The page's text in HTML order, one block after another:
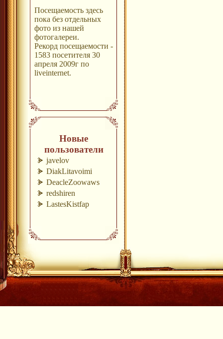
Посещаемость здесь
пока без отдельных
фото из нашей
фотогалереи.
Рекорд посещаемости -
1583 посетителя 30
апреля 2009г по
liveinternet.
Новые
пользователи
javelov
DiakLitavoimi
DeacleZoowaws
redshiren
LastesKistfap